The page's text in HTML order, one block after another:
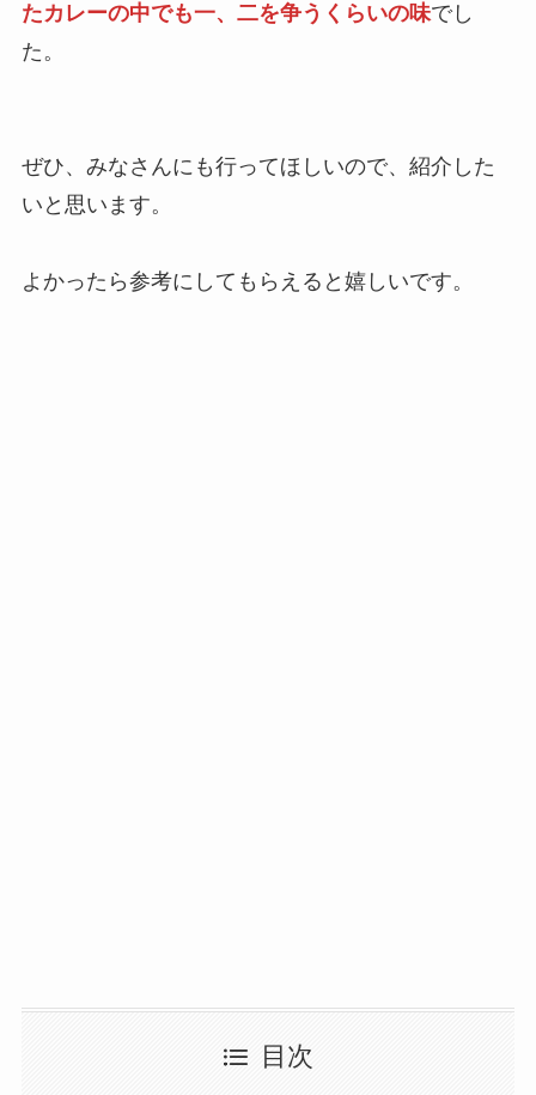
たカレーの中でも一、二を争うくらいの味でし
た。
ぜひ、みなさんにも行ってほしいので、紹介した
いと思います。
よかったら参考にしてもらえると嬉しいです。
目次